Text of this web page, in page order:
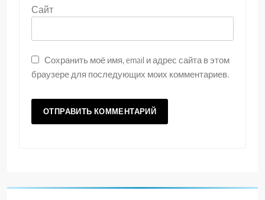
Сайт
Сохранить моё имя, email и адрес сайта в этом
браузере для последующих моих комментариев.